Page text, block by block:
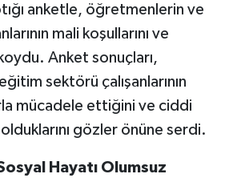
anketle, öğretmenlerin ve
mali koşullarını ve
Anket sonuçları,
sektörü çalışanlarının
mücadele ettiğini ve ciddi
gözler önüne serdi.
Hayatı Olumsuz